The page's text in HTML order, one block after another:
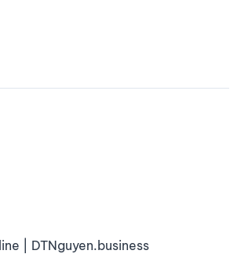
| DTNguyen.business